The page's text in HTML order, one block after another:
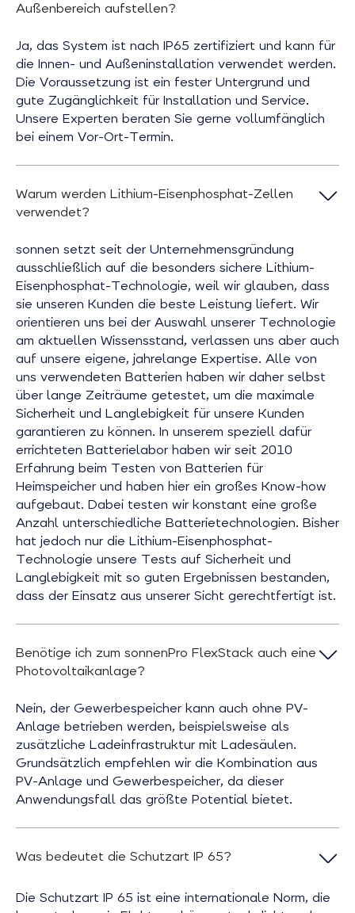
Außenbereich aufstellen?
Ja, das System ist nach IP65 zertifiziert und kann für
die Innen- und Außeninstallation verwendet werden.
Die Voraussetzung ist ein fester Untergrund und
gute Zugänglichkeit für Installation und Service.
Unsere Experten beraten Sie gerne vollumfänglich
bei einem Vor-Ort-Termin.
Warum werden Lithium-Eisenphosphat-Zellen
verwendet?
sonnen setzt seit der Unternehmensgründung
ausschließlich auf die besonders sichere Lithium-
Eisenphosphat-Technologie, weil wir glauben, dass
sie unseren Kunden die beste Leistung liefert. Wir
orientieren uns bei der Auswahl unserer Technologie
am aktuellen Wissensstand, verlassen uns aber auch
auf unsere eigene, jahrelange Expertise. Alle von
uns verwendeten Batterien haben wir daher selbst
über lange Zeiträume getestet, um die maximale
Sicherheit und Langlebigkeit für unsere Kunden
garantieren zu können. In unserem speziell dafür
errichteten Batterielabor haben wir seit 2010
Erfahrung beim Testen von Batterien für
Heimspeicher und haben hier ein großes Know-how
aufgebaut. Dabei testen wir konstant eine große
Anzahl unterschiedliche Batterietechnologien. Bisher
hat jedoch nur die Lithium-Eisenphosphat-
Technologie unsere Tests auf Sicherheit und
Langlebigkeit mit so guten Ergebnissen bestanden,
dass der Einsatz aus unserer Sicht gerechtfertigt ist.
Benötige ich zum sonnenPro FlexStack auch eine
Photovoltaikanlage?
Nein, der Gewerbespeicher kann auch ohne PV-
Anlage betrieben werden, beispielsweise als
zusätzliche Ladeinfrastruktur mit Ladesäulen.
Grundsätzlich empfehlen wir die Kombination aus
PV-Anlage und Gewerbespeicher, da dieser
Anwendungsfall das größte Potential bietet.
Was bedeutet die Schutzart IP 65?
Die Schutzart IP 65 ist eine internationale Norm, die